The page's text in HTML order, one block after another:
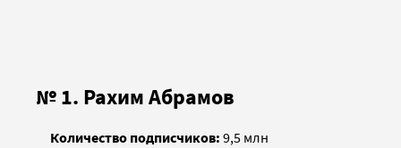
№ 1. Рахим Абрамов
Количество подписчиков: 9,5 млн